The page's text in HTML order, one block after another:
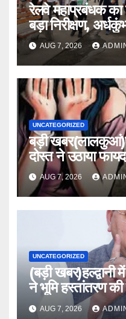
रेलवे महाप्रबंधक का
बड़ा निरीक्षण,
जायजा
AUG 7, 2026
UNCATEGORIZED
बड़ी
दोस्त ने उठाया
AUG 7, 2026
UNCATEGORIZED
(बड़ी खबर)हल्द्वानी
ने भूमि हस्तांतरण
AUG 7, 2026